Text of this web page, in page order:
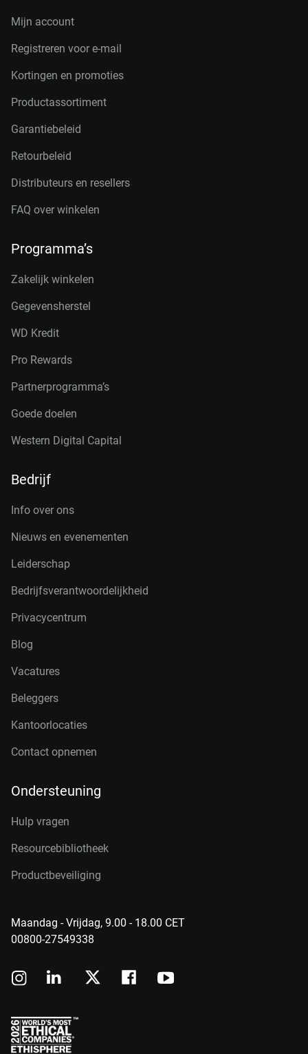
Mijn account
Registreren voor e-mail
Kortingen en promoties
Productassortiment
Garantiebeleid
Retourbeleid
Distributeurs en resellers
FAQ over winkelen
Programma’s
Zakelijk winkelen
Gegevensherstel
WD Kredit
Pro Rewards
Partnerprogramma’s
Goede doelen
Western Digital Capital
Bedrijf
Info over ons
Nieuws en evenementen
Leiderschap
Bedrijfsverantwoordelijkheid
Privacycentrum
Blog
Vacatures
Beleggers
Kantoorlocaties
Contact opnemen
Ondersteuning
Hulp vragen
Resourcebibliotheek
Productbeveiliging
Maandag - Vrijdag, 9.00 - 18.00 CET
00800-27549338